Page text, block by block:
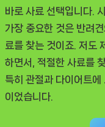
바로 사료 선택입니다.
가장 중요한 것은 반려
료를 찾는 것이죠. 저도
하면서, 적절한 사료를
특히 관절과 다이어트
이었습니다.